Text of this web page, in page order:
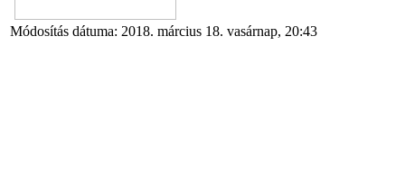
Módosítás dátuma: 2018. március 18. vasárnap, 20:43